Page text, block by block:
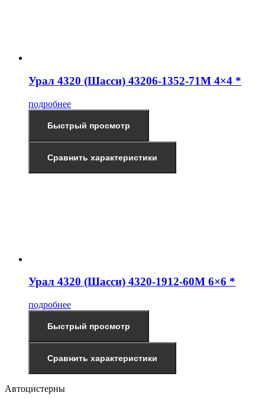
Урал 4320 (Шасси) 43206-1352-71М 4×4 *
подробнее
Быстрый просмотр
Сравнить характеристики
Урал 4320 (Шасси) 4320-1912-60М 6×6 *
подробнее
Быстрый просмотр
Сравнить характеристики
Автоцистерны